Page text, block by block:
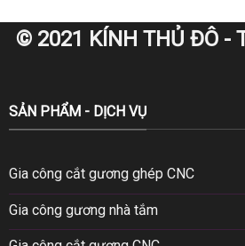
© 2021 KÍNH THỦ ĐÔ -
SẢN PHẨM - DỊCH VỤ
Gia công cắt gương ghép CNC
Gia công gương nhà tắm